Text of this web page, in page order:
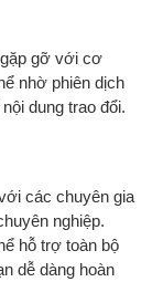
gỡ với cơ
nhờ phiên dịch
dung trao đổi.
các chuyên gia
nghiệp.
hỗ trợ toàn bộ
dễ dàng hoàn